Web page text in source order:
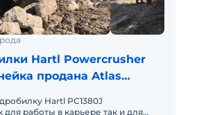
Hartl Powercrusher
продана Atlas
Hartl PC1380J
для работы в карьере так и для